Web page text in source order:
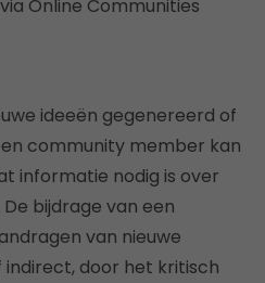
ideeën gegenereerd of
community member kan
informatie nodig is over
bijdrage van een
van nieuwe
door het kritisch